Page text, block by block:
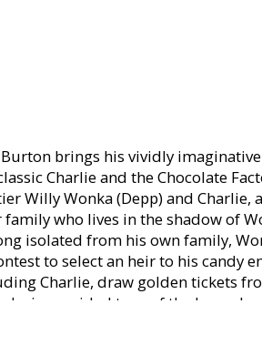
brings his vividly
Charlie and the Chocolate
Willy Wonka (Depp) and Charlie,
who lives in the shadow of
isolated from his own family,
to select an heir to his candy
Charlie, draw golden tickets
win a guided tour of the legendary
no outsider has seen in 15 years.